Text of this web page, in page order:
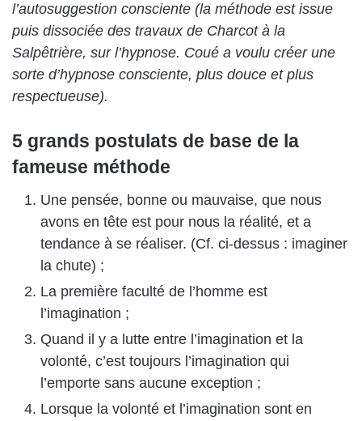
l’autosuggestion consciente (la méthode est issue
puis dissociée des travaux de Charcot à la
Salpêtrière, sur l’hypnose. Coué a voulu créer une
sorte d’hypnose consciente, plus douce et plus
respectueuse).
5 grands postulats de base de la
fameuse méthode
Une pensée, bonne ou mauvaise, que nous
avons en tête est pour nous la réalité, et a
tendance à se réaliser. (Cf. ci-dessus : imaginer
la chute) ;
La première faculté de l’homme est
l’imagination ;
Quand il y a lutte entre l’imagination et la
volonté, c’est toujours l’imagination qui
l’emporte sans aucune exception ;
Lorsque la volonté et l’imagination sont en